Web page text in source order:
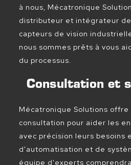
à nous, Mécatronique
distributeur et intégrateur
capteurs de vision
nous sommes prêts à vous
du processus.
Consultation et
Mécatronique Solutions
consultation pour aider les
avec précision leurs besoins
d'automatisation et de
équipe d'experts